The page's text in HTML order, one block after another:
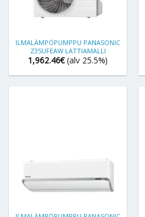
ILMALÄMPÖPUMPPU PANASONIC
Z35UFEAW LATTIAMALLI
1,962.46€ (alv 25.5%)